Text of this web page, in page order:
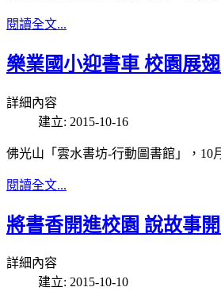
閱讀全文...
樂業國小迎書車 校園展
詳細內容
建立: 2015-10-16
佛光山「雲水書坊-行動圖書館」，10
閱讀全文...
將書香開進校園 說故事
詳細內容
建立: 2015-10-10